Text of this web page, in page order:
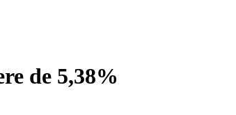
de 5,38%